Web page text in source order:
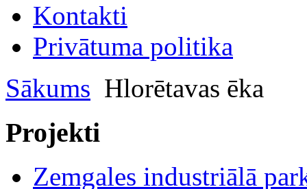
Kontakti
Privātuma politika
Sākums Hlorētavas ēka
Projekti
Zemgales industriālā